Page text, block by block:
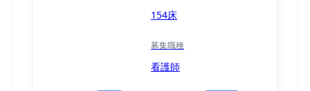
154床
募集職種
看護師